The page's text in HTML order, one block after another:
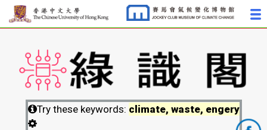
Try these keywords: climate, waste, engery